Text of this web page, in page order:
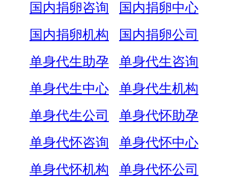
国内捐卵咨询
国内捐卵中心
国内捐卵机构
国内捐卵公司
单身代生助孕
单身代生咨询
单身代生中心
单身代生机构
单身代生公司
单身代怀助孕
单身代怀咨询
单身代怀中心
单身代怀机构
单身代怀公司